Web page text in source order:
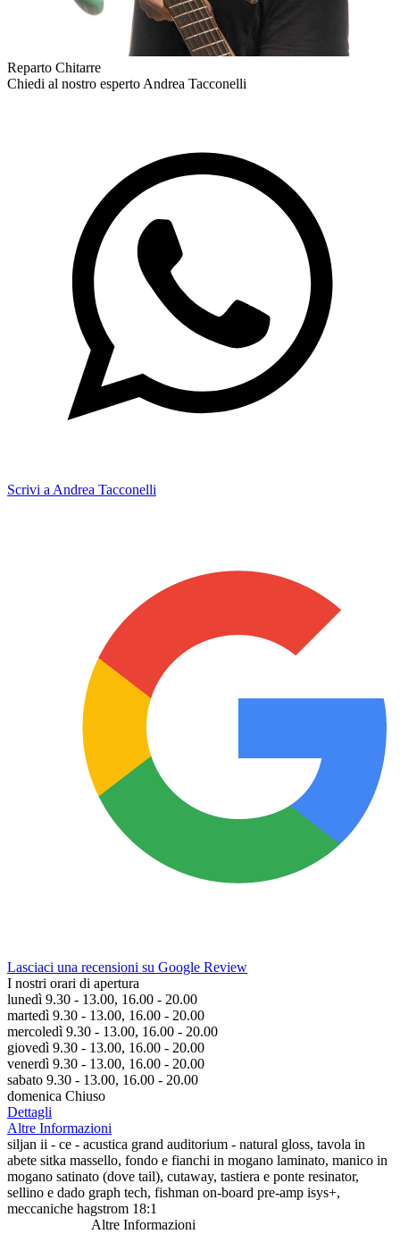
Reparto Chitarre
Chiedi al nostro espertoAndrea Tacconelli
Scrivi a Andrea Tacconelli
Lasciaci una recensioni su Google Review
I nostri orari di apertura
lunedì 9.30 - 13.00, 16.00 - 20.00
martedì 9.30 - 13.00, 16.00 - 20.00
mercoledì 9.30 - 13.00, 16.00 - 20.00
giovedì 9.30 - 13.00, 16.00 - 20.00
venerdì 9.30 - 13.00, 16.00 - 20.00
sabato 9.30 - 13.00, 16.00 - 20.00
domenica Chiuso
Dettagli
Altre Informazioni
siljan ii - ce - acustica grand auditorium - natural gloss, tavola in
abete sitka massello, fondo e fianchi in mogano laminato, manico in
mogano satinato (dove tail), cutaway, tastiera e ponte resinator,
sellino e dado graph tech, fishman on-board pre-amp isys+,
meccaniche hagstrom 18:1
Altre Informazioni